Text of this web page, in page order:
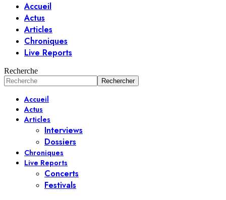
Accueil
Actus
Articles
Chroniques
Live Reports
Recherche
Accueil
Actus
Articles
Interviews
Dossiers
Chroniques
Live Reports
Concerts
Festivals